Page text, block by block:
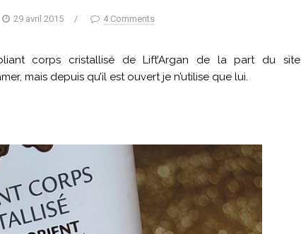
29 avril 2015 / 4 Comments
corps cristallisé de Lift’Argan de la part du site
mais depuis qu’il est ouvert je n’utilise que lui.